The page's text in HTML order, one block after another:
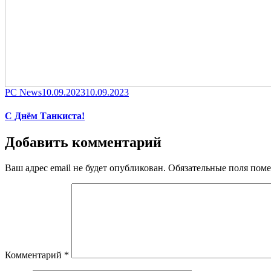
Category
PC NewsPosted
10.09.202310.09.2023
С Днём Танкиста!
Добавить комментарий
Ваш адрес email не будет опубликован. Обязательные поля
Комментарий *